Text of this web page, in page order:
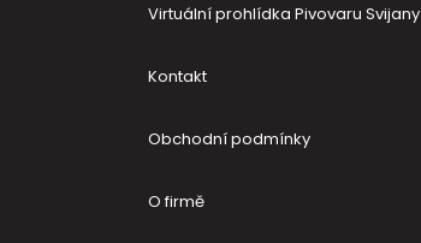
Virtuální prohlídka Pivovaru Svijany
Kontakt
Obchodní podmínky
O firmě